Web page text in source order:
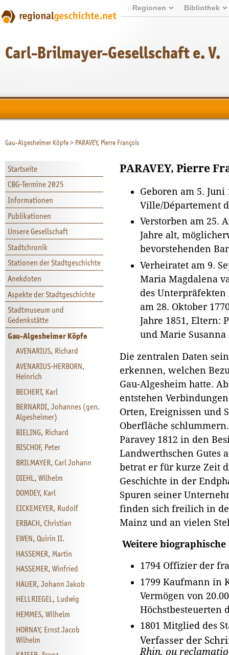
Regionen Bibliothek
Carl-Brilmayer-Gesellschaft e. V.
Gau-Algesheimer Köpfe> PARAVEY, Pierre François
Startseite
CBG-Termine 2025
Informationen
Publikationen
Unsere Gesellschaft
Stadtchronik
Stationen der Stadtgeschichte
Anekdoten
Aspekte der Stadtgeschichte
Stadtmuseum und
Gedenkstätte
Gau-Algesheimer Köpfe
AVENARIUS, Richard
AVENARIUS-HERBORN,
Heinrich
BECHERT, Karl
BERNARDI, Johannes (gen.
Algesheimer)
BIELING, Richard
BISCHOF, Peter
BRILMAYER, Carl Johann
DIEHL, Wilhelm
DOMDEY, Karl
EICKEMEYER, Rudolf
ERBACH, Christian
EWEN, Quirin II.
HASSEMER, Martin
HASSEMER, Winfried
HAUER, Johann Jakob
HELLRIEGEL, Ludwig
HEMMES, Wilhelm
HORNAY, Ernst Jacob
Wilhelm
PARAVEY, Pierre
Geboren am 5. Juni
Ville/Département
Verstorben am 25.
Jahre alt,
bevorstehenden
Verheiratet am 9.
Maria Magdalena
des Unterpräfekten
am 28. Oktober
Jahre 1851, Eltern:
und Marie Susanna
Die zentralen Daten
erkennen, welchen
Gau-Algesheim hatte.
entstehen
Orten, Ereignissen und
Oberfläche
Paravey 1812 in den
Landwerthschen Gutes
betrat er für kurze Zeit
Geschichte in der
Spuren seiner
finden sich freilich in
Mainz und an vielen
Weitere biographische
1794 Offizier der
1799 Kaufmann in
Vermögen von
Höchstbesteuerten
1801 Mitglied des
Verfasser der
Rhin, ou